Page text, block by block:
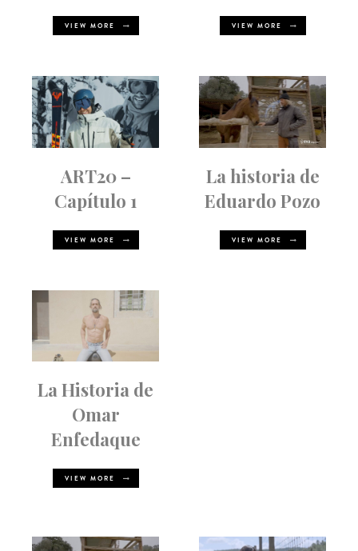
VIEW MORE VIEW MORE
ART20 –
Capítulo 1
VIEW MORE
La historia de
Eduardo Pozo
VIEW MORE
La Historia de
Omar
Enfedaque
VIEW MORE